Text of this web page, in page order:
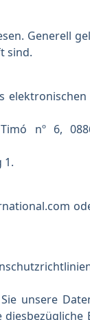
Generell
sind.
nº 6,
1.
unsere